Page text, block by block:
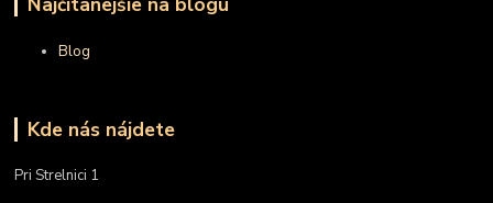
Blog
Kde nás nájdete
Pri Strelnici 1